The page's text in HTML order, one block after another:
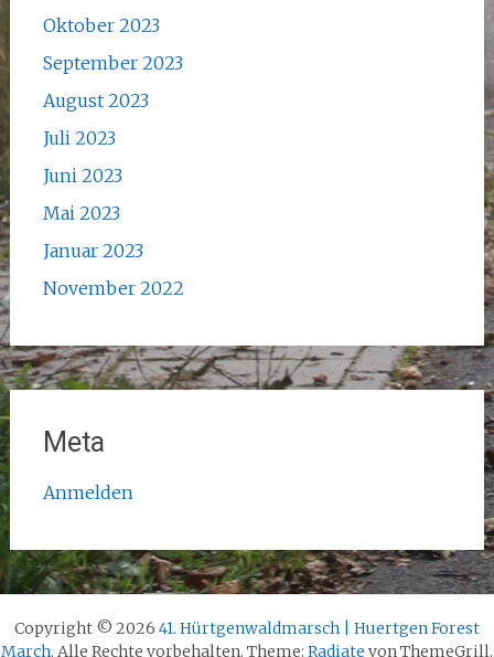
Oktober 2023
September 2023
August 2023
Juli 2023
Juni 2023
Mai 2023
Januar 2023
November 2022
Meta
Anmelden
Copyright © 2026 41. Hürtgenwaldmarsch | Huertgen Forest
March. Alle Rechte vorbehalten. Theme: Radiate von ThemeGrill.